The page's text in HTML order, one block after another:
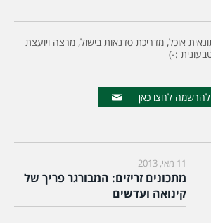
אוכל, מדריכת סדנאות בישול, מרצה ויועצת
:-)
להרשמה לחצו כאן
11 מאי, 2013
מתכונים זריזים: המבורגר פריך של
קינואה ועדשים